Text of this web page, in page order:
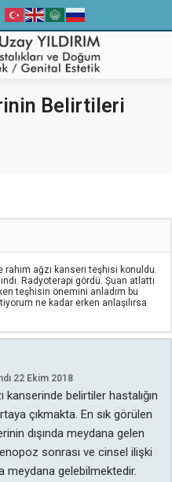
Belirtileri
rahim ağzı kanseri teşhisi konuldu.
Radyoterapi gördü. Şuan atlattı
teşhisin önemini anladım bu
ne kadar erken anlaşılırsa
22 Ekim 2018
belirtiler hastalığın
çıkmakta. En sık görülen
dışında meydana gelen
sonrası ve cinsel ilişki
meydana gelebilmektedir.